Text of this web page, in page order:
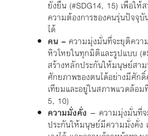
ยั่งยืน (#SDG14, 15) เพื่อให้
ความต้องการของคนรุ่นปัจจุบั
ได้
คน – ความมุ่งมั่นที่จะยุติควา
หิวโหยในทุกมิติและรูปแบบ
สร้างหลักประกันให้มนุษย์สาม
ศักยภาพของตนได้อย่างมีศักดิ์
เทียมและอยู่ในสภาพแวดล้อม
5, 10)
ความมั่งคั่ง – ความมุ่งมั่นที่จ
ประกันให้มนุษย์มีความมั่งคั่ง